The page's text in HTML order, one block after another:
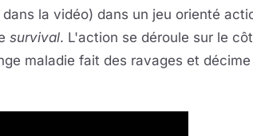
la vidéo) dans un jeu orienté
survival. L'action se déroule sur le
maladie fait des ravages et décime